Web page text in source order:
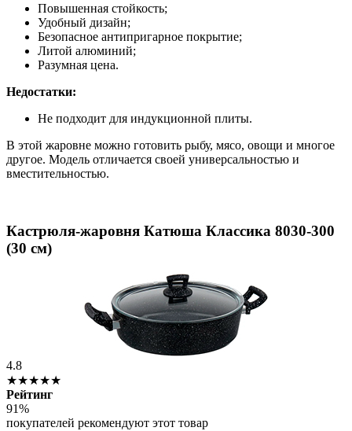
Повышенная стойкость;
Удобный дизайн;
Безопасное антипригарное покрытие;
Литой алюминий;
Разумная цена.
Недостатки:
Не подходит для индукционной плиты.
В этой жаровне можно готовить рыбу, мясо, овощи и многое
другое. Модель отличается своей универсальностью и
вместительностью.
Кастрюля-жаровня Катюша Классика 8030-300
(30 см)
4.8
★★★★★
Рейтинг
91%
покупателей рекомендуют этот товар